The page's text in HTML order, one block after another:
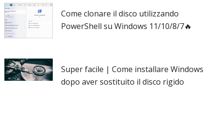
Come clonare il disco utilizzando
PowerShell su Windows 11/10/8/7🔥
Super facile | Come installare Windows
dopo aver sostituito il disco rigido